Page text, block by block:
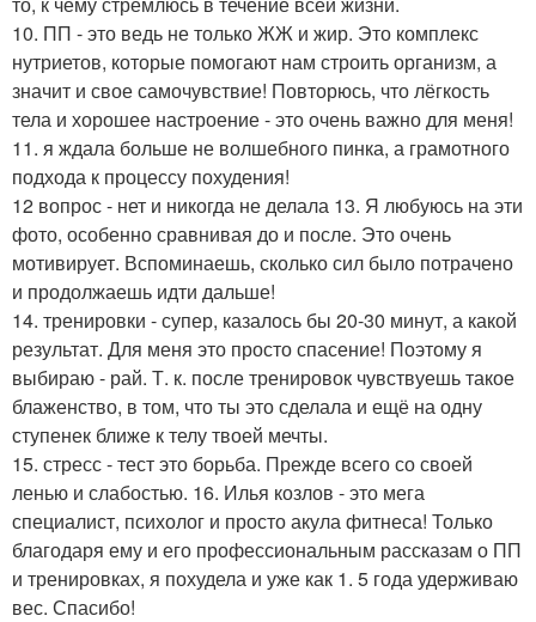
10. ПП - это ведь не только ЖЖ и жир. Это комплекс
нутриетов, которые помогают нам строить организм, а
значит и свое самочувствие! Повторюсь, что лёгкость
тела и хорошее настроение - это очень важно для меня!
11. я ждала больше не волшебного пинка, а грамотного
подхода к процессу похудения!
12 вопрос - нет и никогда не делала 13. Я любуюсь на эти
фото, особенно сравнивая до и после. Это очень
мотивирует. Вспоминаешь, сколько сил было потрачено
и продолжаешь идти дальше!
14. тренировки - супер, казалось бы 20-30 минут, а какой
результат. Для меня это просто спасение! Поэтому я
выбираю - рай. Т. к. после тренировок чувствуешь такое
блаженство, в том, что ты это сделала и ещё на одну
ступенек ближе к телу твоей мечты.
15. стресс - тест это борьба. Прежде всего со своей
ленью и слабостью. 16. Илья козлов - это мега
специалист, психолог и просто акула фитнеса! Только
благодаря ему и его профессиональным рассказам о ПП
и тренировках, я похудела и уже как 1. 5 года удерживаю
вес. Спасибо!